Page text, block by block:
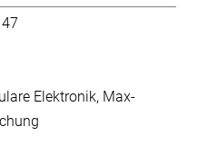
Elektronik Max-